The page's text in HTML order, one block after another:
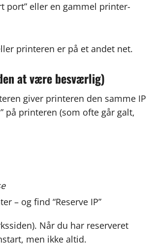
port” eller en gammel printer-
printeren er på et andet net.
at være besværlig)
giver printeren den samme IP
på printeren (som ofte går galt,
– og find “Reserve IP”
Når du har reserveret
men ikke altid.